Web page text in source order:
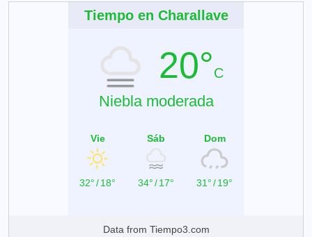
Tiempo en Charallave
20°C
Niebla moderada
Vie
32°/18°
Sáb
34°/17°
Dom
31°/19°
Data from Tiempo3.com